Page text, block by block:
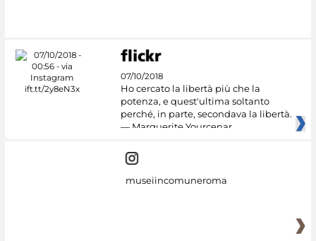
07/10/2018
Ho cercato la libertà più che la
potenza, e quest'ultima soltanto
perché, in parte, secondava la libertà.
— Marguerite Yourcenar
museiincomuneroma